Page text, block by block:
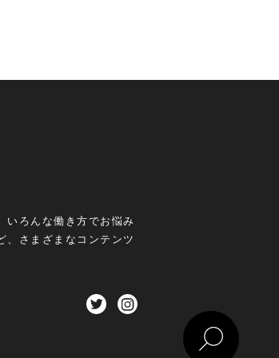
いろんな働き方でお悩み
、さまざまなコンテンツ